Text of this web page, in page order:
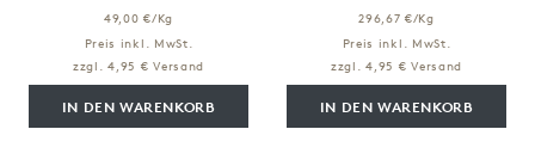
49,00 €/Kg
Preis inkl. MwSt.
zzgl. 4,95 € Versand
IN DEN WARENKORB
296,67 €/Kg
Preis inkl. MwSt.
zzgl. 4,95 € Versand
IN DEN WARENKORB